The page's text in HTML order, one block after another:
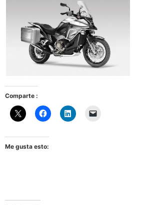
Comparte :
Me gusta esto: